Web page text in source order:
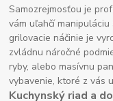
Samozrejmosťou je
vám uľahčí
grilovacie náčinie je
zvládnu náročné
ryby, alebo masívnu
vybavenie, ktoré z vás
Kuchynský riad a